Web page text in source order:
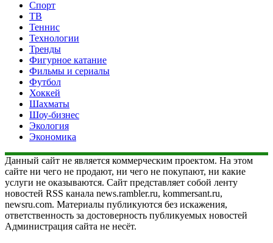
Спорт
ТВ
Теннис
Технологии
Тренды
Фигурное катание
Фильмы и сериалы
Футбол
Хоккей
Шахматы
Шоу-бизнес
Экология
Экономика
Данный сайт не является коммерческим проектом. На этом
сайте ни чего не продают, ни чего не покупают, ни какие
услуги не оказываются. Сайт представляет собой ленту
новостей RSS канала news.rambler.ru, kommersant.ru,
newsru.com. Материалы публикуются без искажения,
ответственность за достоверность публикуемых новостей
Администрация сайта не несёт.